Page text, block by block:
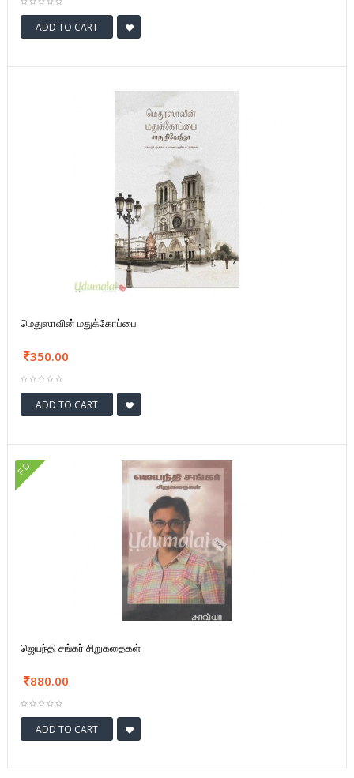
ADD TO CART
மெதுஸாவின் மதுக்கோப்பை
350.00
ADD TO CART
FD
ஜெயந்தி சங்கர் சிறுகதைகள்
880.00
ADD TO CART